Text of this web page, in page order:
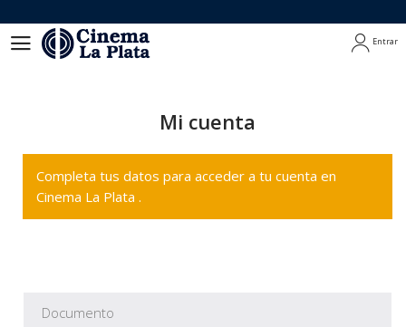
Entrar
Mi cuenta
Completa tus datos para acceder a tu cuenta en
Cinema La Plata .